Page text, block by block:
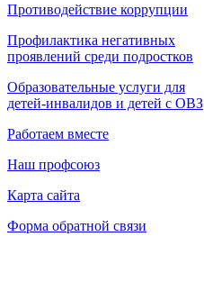
Противодействие коррупции
Профилактика негативных
проявлений среди подростков
Образовательные услуги для
детей-инвалидов и детей с ОВЗ
Работаем вместе
Наш профсоюз
Карта сайта
Форма обратной связи